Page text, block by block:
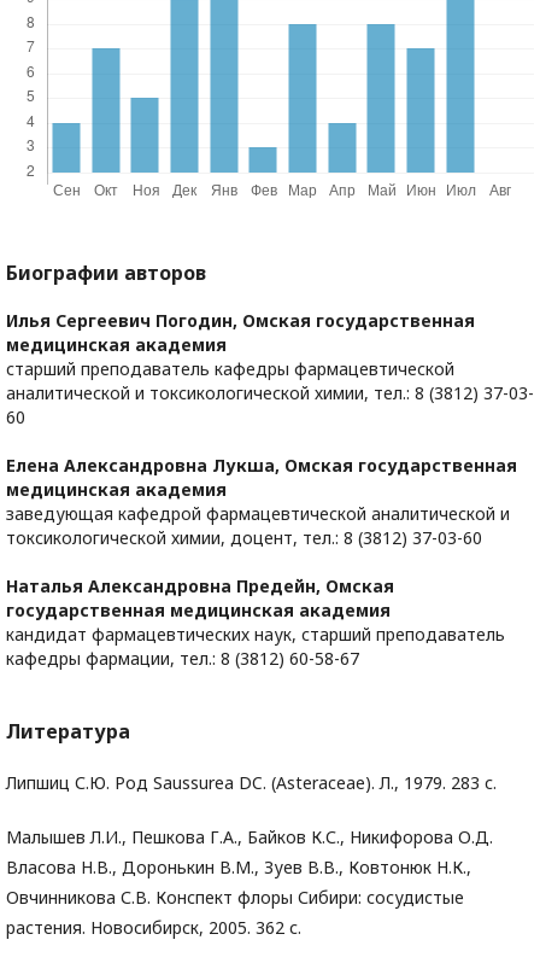
Биографии авторов
Илья Сергеевич Погодин, Омская государственная
медицинская академия
старший преподаватель кафедры фармацевтической
аналитической и токсикологической химии, тел.: 8 (3812) 37-03-
60
Елена Александровна Лукша, Омская государственная
медицинская академия
заведующая кафедрой фармацевтической аналитической и
токсикологической химии, доцент, тел.: 8 (3812) 37-03-60
Наталья Александровна Предейн, Омская
государственная медицинская академия
кандидат фармацевтических наук, старший преподаватель
кафедры фармации, тел.: 8 (3812) 60-58-67
Литература
Липшиц С.Ю. Род Saussurea DC. (Asteraceae). Л., 1979. 283 с.
Малышев Л.И., Пешкова Г.А., Байков К.С., Никифорова О.Д.
Власова Н.В., Доронькин В.М., Зуев В.В., Ковтонюк Н.К.,
Овчинникова С.В. Конспект флоры Сибири: сосудистые
растения. Новосибирск, 2005. 362 с.